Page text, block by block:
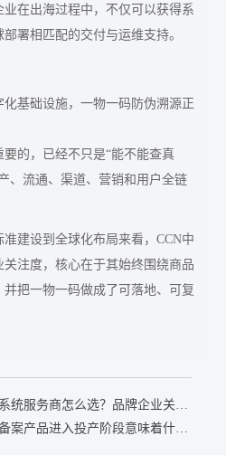
在出海过程中，不仅可以获得系
署相匹配的交付与运维支持。
基础设施，一物一码防伪溯源正
的，已经不只是“能不能查真
、流通、渠道、营销和用户全链
建设到全球化布局来看，CCN中
注度，核心在于其始终围绕商品
把一物一码做成了可落地、可复
统服务商怎么选？品牌企业关注
案产品进入投产阶段意味着什